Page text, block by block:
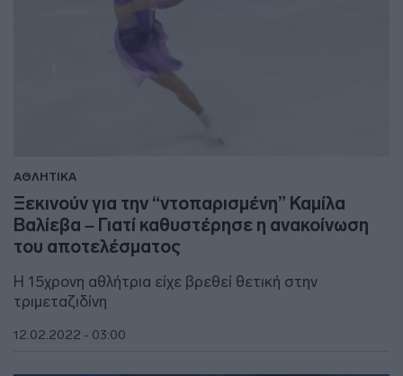
ΑΘΛΗΤΙΚΑ
Ξεκινούν για την “ντοπαρισμένη” Καμίλα
Βαλίεβα – Γιατί καθυστέρησε η ανακοίνωση
του αποτελέσματος
Η 15χρονη αθλήτρια είχε βρεθεί θετική στην
τριμεταζιδίνη
12.02.2022 - 03:00